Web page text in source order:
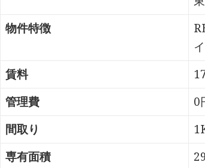
物件特徴
賃料
管理費
0
間取り
専有面積